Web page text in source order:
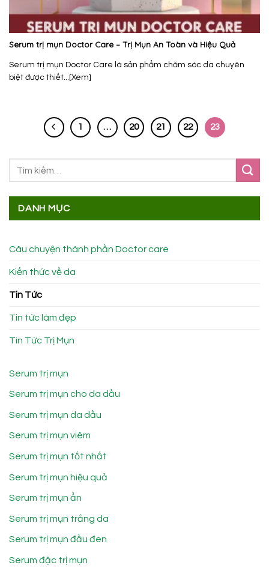
Serum trị mụn Doctor Care – Trị Mụn An Toàn và Hiệu Quả
Serum trị mụn Doctor Care là sản phẩm chăm sóc da chuyên
biệt được thiết...[Xem]
1 … 20 21 22 23
DANH MỤC
Câu chuyện thành phần Doctor care
Kiến thức về da
Tin Tức
Tin tức làm đẹp
Tin Tức Trị Mụn
Serum trị mụn
Serum trị mụn cho da dầu
Serum trị mụn da dầu
Serum trị mụn viêm
Serum trị mụn tốt nhất
Serum trị mụn hiệu quả
Serum trị mụn ẩn
Serum trị mụn trắng da
Serum trị mụn đầu đen
Serum đặc trị mụn